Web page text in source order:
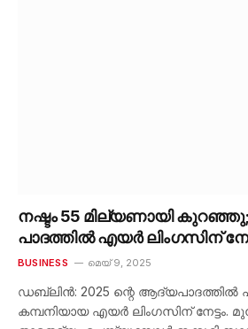
നഷ്ടം 55 മില്യണായി
പാദത്തിൽ എയർ ലിംഗസിന്
BUSINESS മെയ്‌ 9, 2025
ഡബ്ലിൻ: 2025 ന്റെ
കമ്പനിയായ എയർ ലിംഗസിന് നേട്ടം.